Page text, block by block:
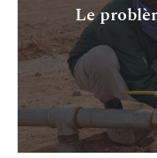
Le